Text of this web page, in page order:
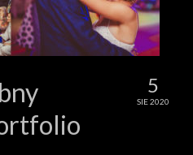
5
SIE 2020